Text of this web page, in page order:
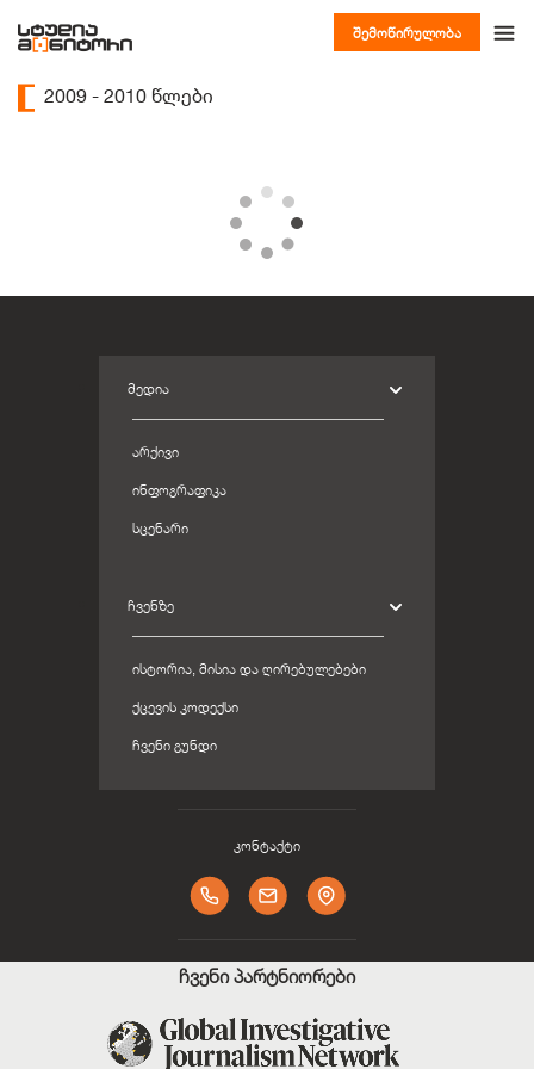
შემოწირულობა
2009 - 2010 წლები
ᲛᲔᲓᲘᲐ
ᲐᲠᲥᲘᲕᲘ
ᲘᲜᲤᲝᲒᲠᲐᲤᲘᲙᲐ
ᲡᲪᲔᲜᲐᲠᲘ
ᲩᲕᲔᲜᲖᲔ
ᲘᲡᲢᲝᲠᲘᲐ, ᲛᲘᲡᲘᲐ ᲓᲐ ᲦᲘᲠᲔᲑᲣᲚᲔᲑᲔᲑᲘ
ᲥᲪᲔᲕᲘᲡ ᲙᲝᲓᲔᲥᲡᲘ
ᲩᲕᲔᲜᲘ ᲒᲣᲜᲓᲘ
კონტაქტი
ჩვენი პარტნიორები